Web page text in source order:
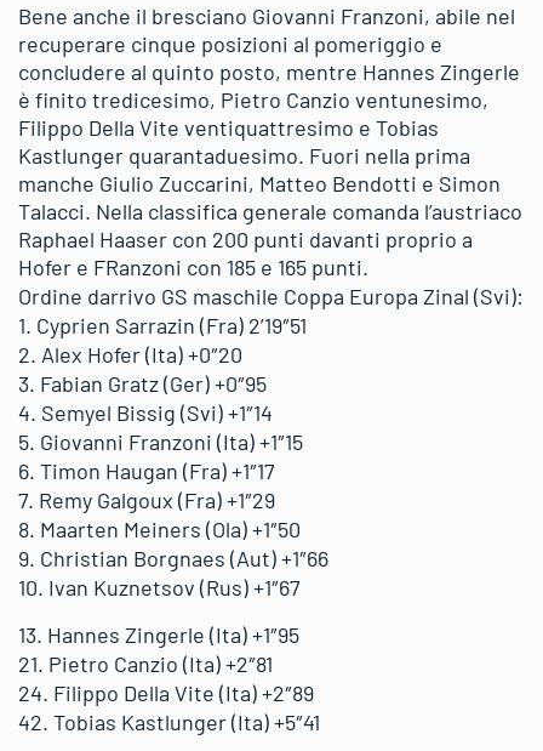
Bene anche il bresciano Giovanni Franzoni, abile nel
recuperare cinque posizioni al pomeriggio e
concludere al quinto posto, mentre Hannes Zingerle
è finito tredicesimo, Pietro Canzio ventunesimo,
Filippo Della Vite ventiquattresimo e Tobias
Kastlunger quarantaduesimo. Fuori nella prima
manche Giulio Zuccarini, Matteo Bendotti e Simon
Talacci. Nella classifica generale comanda l’austriaco
Raphael Haaser con 200 punti davanti proprio a
Hofer e FRanzoni con 185 e 165 punti.
Ordine darrivo GS maschile Coppa Europa Zinal (Svi):
1. Cyprien Sarrazin (Fra) 2’19″51
2. Alex Hofer (Ita) +0″20
3. Fabian Gratz (Ger) +0″95
4. Semyel Bissig (Svi) +1″14
5. Giovanni Franzoni (Ita) +1″15
6. Timon Haugan (Fra) +1″17
7. Remy Galgoux (Fra) +1″29
8. Maarten Meiners (Ola) +1″50
9. Christian Borgnaes (Aut) +1″66
10. Ivan Kuznetsov (Rus) +1″67
13. Hannes Zingerle (Ita) +1″95
21. Pietro Canzio (Ita) +2″81
24. Filippo Della Vite (Ita) +2″89
42. Tobias Kastlunger (Ita) +5″41